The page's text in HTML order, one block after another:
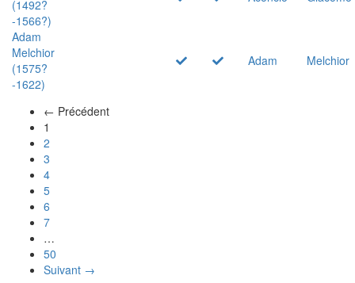
(1492?
-1566?)
Adam
Melchior
(1575?
-1622)
Adam Melchior
← Précédent
1
2
3
4
5
6
7
…
50
Suivant →